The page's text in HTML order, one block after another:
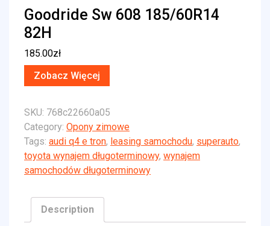
Goodride Sw 608 185/60R14
82H
185.00zł
Zobacz Więcej
SKU: 768c22660a05
Category: Opony zimowe
Tags: audi q4 e tron, leasing samochodu, superauto,
toyota wynajem długoterminowy, wynajem
samochodów długoterminowy
Description